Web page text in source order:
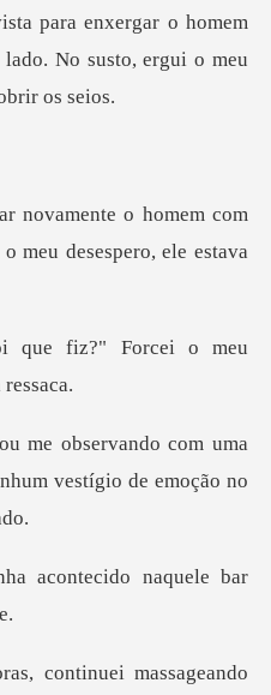
para enxergar o homem
mem com
o meu de
fiz?" Forcei o meu
m uma
vestíg
a acontecido naquele bar